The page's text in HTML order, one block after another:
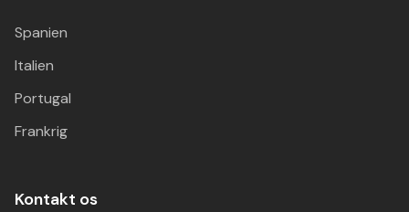
Spanien
Italien
Portugal
Frankrig
Kontakt os